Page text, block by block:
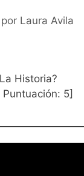
por Laura Avila
Historia?
Puntuación: 5]